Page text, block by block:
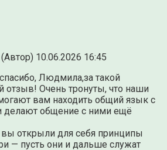
(Автор) 10.06.2026 16:45
Людмила,за такой
Очень тронуты, что наши
вам находить общий язык с
делают общение с ними ещё
открыли для себя принципы
— пусть они и дальше служат